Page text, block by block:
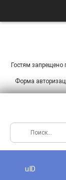
Гостям запрещено
Форма
uID